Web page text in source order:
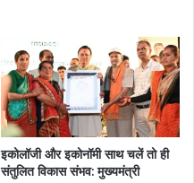
इकोलॉजी और इकोनॉमी साथ चलें तो ही
संतुलित विकास संभव: मुख्यमंत्री